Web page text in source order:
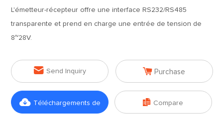
L'émetteur-récepteur offre une interface RS232/RS485
transparente et prend en charge une entrée de tension de
8~28V.
 Send Inquiry  Purchase
 Téléchargements de  Compare